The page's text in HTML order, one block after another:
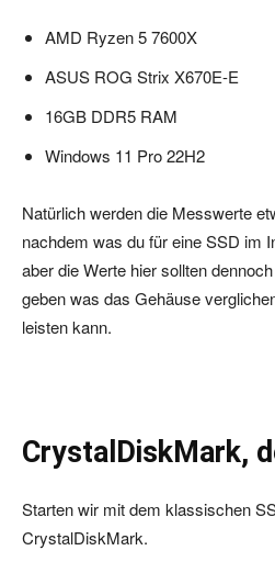
AMD Ryzen 5 7600X
ASUS ROG Strix X670E-E
16GB DDR5 RAM
Windows 11 Pro 22H2
Natürlich werden die Messwerte
nachdem was du für eine SSD im
aber die Werte hier sollten
geben was das Gehäuse
leisten kann.
CrystalDiskMark,
Starten wir mit dem klassischen
CrystalDiskMark.